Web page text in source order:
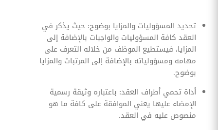
تحديد المسؤوليات والمزايا بوضوح: حيث يذكر في
العقد كافة المسؤوليات والواجبات بالإضافة إلى
المزايا، فيستطيع الموظف من خلاله التعرف على
مهامه ومسؤولياته بالإضافة إلى المرتبات والمزايا
بوضوح.
أداة تحمي أطراف العقد: باعتباره وثيقة رسمية
الإمضاء عليها يعني الموافقة على كافة ما هو
منصوص عليه في العقد.